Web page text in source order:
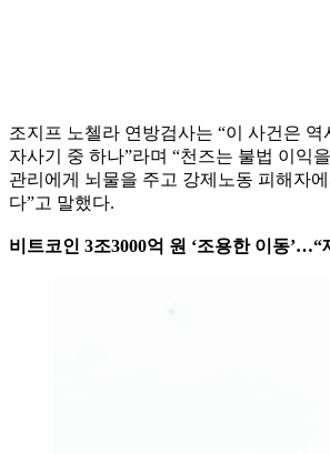
조지프 노첼라 연방검사는 “이 사건은 역
자사기 중 하나”라며 “천즈는 불법 이익
관리에게 뇌물을 주고 강제노동 피해자
다”고 말했다.
비트코인 3조3000억 원 ‘조용한 이동’…“